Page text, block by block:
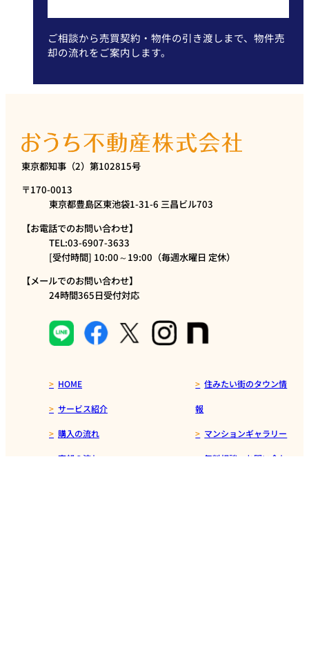
ご相談から売買契約・物件の引き渡しまで、物件売
却の流れをご案内します。
東京都知事（2）第102815号
〒170-0013
東京都豊島区東池袋1-31-6 三昌ビル703
【お電話でのお問い合わせ】
TEL:03-6907-3633
[受付時間] 10:00～19:00（毎週水曜日 定休）
【メールでのお問い合わせ】
24時間365日受付対応
HOME
サービス紹介
購入の流れ
売却の流れ
住みたい街のタウン情
報
マンションギャラリー
無料相談・お問い合わ